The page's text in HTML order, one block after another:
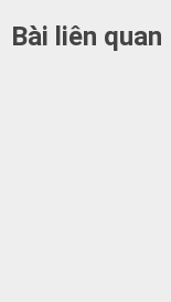
Bài liên quan